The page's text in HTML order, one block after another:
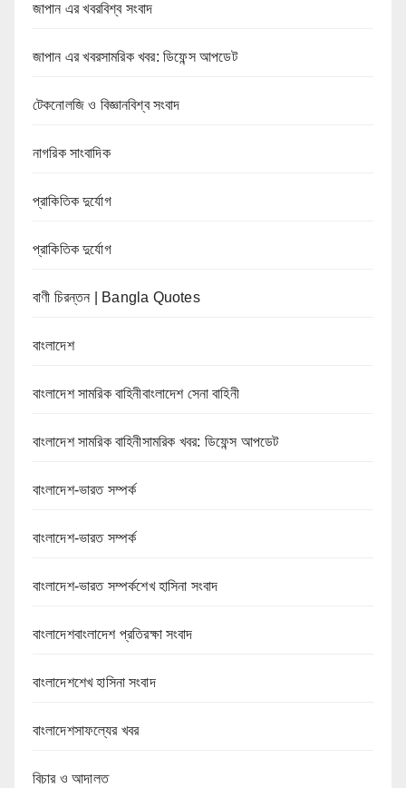
জাপান এর খবরবিশ্ব সংবাদ
জাপান এর খবরসামরিক খবর: ডিফেন্স আপডেট
টেকনোলজি ও বিজ্ঞানবিশ্ব সংবাদ
নাগরিক সাংবাদিক
প্রাকিতিক দুর্যোগ
প্রাকিতিক দুর্যোগ
বাণী চিরন্তন | Bangla Quotes
বাংলাদেশ
বাংলাদেশ সামরিক বাহিনীবাংলাদেশ সেনা বাহিনী
বাংলাদেশ সামরিক বাহিনীসামরিক খবর: ডিফেন্স আপডেট
বাংলাদেশ-ভারত সম্পর্ক
বাংলাদেশ-ভারত সম্পর্ক
বাংলাদেশ-ভারত সম্পর্কশেখ হাসিনা সংবাদ
বাংলাদেশবাংলাদেশ প্রতিরক্ষা সংবাদ
বাংলাদেশশেখ হাসিনা সংবাদ
বাংলাদেশসাফল্যের খবর
বিচার ও আদালত